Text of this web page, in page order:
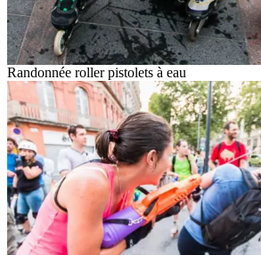
Randonnée roller pistolets à eau